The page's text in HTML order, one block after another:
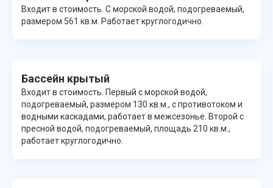
Входит в стоимость. С морской водой, подогреваемый,
размером 561 кв.м. Работает круглогодично.
Бассейн крытый
Входит в стоимость. Первый с морской водой,
подогреваемый, размером 130 кв.м., с противотоком и
водными каскадами, работает в межсезонье. Второй с
пресной водой, подогреваемый, площадь 210 кв.м.,
работает круглогодично.